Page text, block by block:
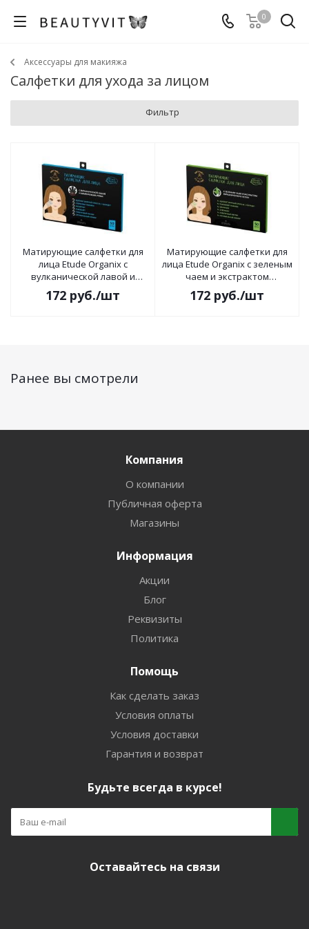
0
Аксессуары для макияжа
Салфетки для ухода за лицом
Фильтр
Матирующие салфетки для
лица Etude Organix с
вулканической лавой и
бамбуковым углем
172 руб./шт
Матирующие салфетки для
лица Etude Organix с зеленым
чаем и экстрактом
вулканического пепла
172 руб./шт
Ранее вы смотрели
Компания
О компании
Публичная оферта
Магазины
Информация
Акции
Блог
Реквизиты
Политика
Помощь
Как сделать заказ
Условия оплаты
Условия доставки
Гарантия и возврат
Будьте всегда в курсе!
Оставайтесь на связи